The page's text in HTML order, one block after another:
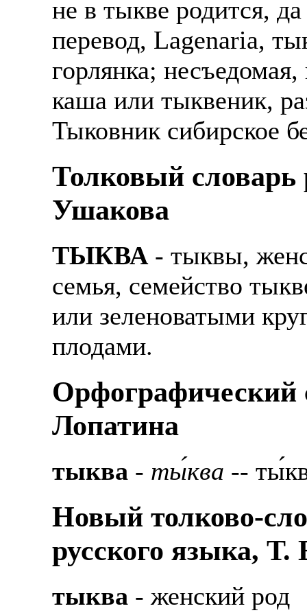
Также смотрите
отправке в другие
А также
рабочий,
стикеровщик.
# работа за границей
# работа за рубежом
# трудоустройство за
# трудоустройство за
В таких банках, как
Промсвязьбанк,
А также в компаниях:
СДЭК, ПЭК и т.д.
В направлениях: без
консультирование,
не в тыкве родится,
перевод, Lagenaria,
горлянка;
каша или тыквеник,
Тыковник сибирское
Толковый словарь
Ушакова
ТЫКВА - тыквы,
семья, семейство
или зеленоватыми
плодами.
Орфографический
Лопатина
тыква - ты́ква --
Новый толково-
русского языка,
тыква - женский род